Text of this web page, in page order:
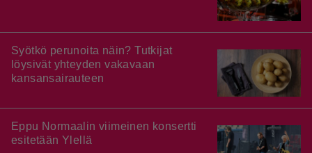
Syötkö perunoita näin? Tutkijat
löysivät yhteyden vakavaan
kansansairauteen
Eppu Normaalin viimeinen konsertti
esitetään Ylellä